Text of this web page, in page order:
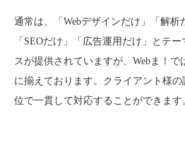
通常は、「Webデザインだけ」「解析
「SEOだけ」「広告運用だけ」とテ
スが提供されていますが、Webま！
に揃えております。クライアント様
位で一貫して対応することができます